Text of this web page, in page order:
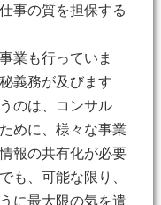
事の質を担保する
業も行っていま
義務が及びます
のは、コンサル
めに、様々な事業
報の共有化が必要
も、可能な限り、
に最大限の気を遣